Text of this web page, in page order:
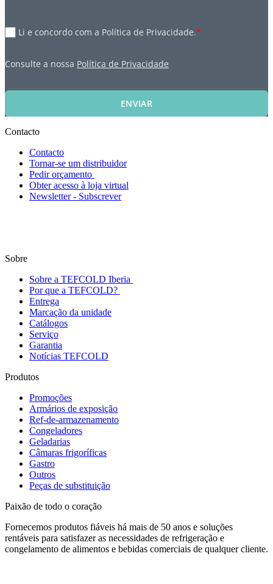
Li e concordo com a Política de Privacidade.*
Consulte a nossa Política de Privacidade
ENVIAR
Contacto
Contacto
Tornar-se um distribuidor
Pedir orçamento
Obter acesso à loja virtual
Newsletter - Subscrever
Sobre
Sobre a TEFCOLD Iberia
Por que a TEFCOLD?
Entrega
Marcação da unidade
Catálogos
Serviço
Garantia
Notícias TEFCOLD
Produtos
Promoções
Armários de exposição
Ref-de-armazenamento
Congeladores
Geladarias
Câmaras frigoríficas
Gastro
Outros
Peças de substituição
Paixão de todo o coração
Fornecemos produtos fiáveis há mais de 50 anos e soluções
rentáveis para satisfazer as necessidades de refrigeração e
congelamento de alimentos e bebidas comerciais de qualquer cliente.